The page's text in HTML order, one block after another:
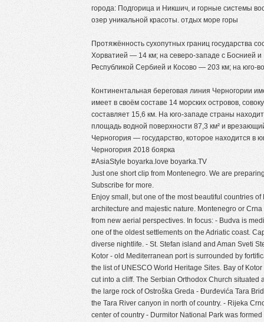
города: Подгорица и Никшич, и горные системы
озер уникальной красоты. отдых море горы
Протяжённость сухопутных границ государства
Хорватией — 14 км; на северо-западе с Боснией
Республикой Сербией и Косово — 203 км; на юго-
Континентальная береговая линия Черногории
имеет в своём составе 14 морских островов,
составляет 15,6 км. На юго-западе страны
площадь водной поверхности 87,3 км² и
Черногория — государство, которое находится в
Черногория 2018 боярка
#AsiaStyle boyarka.love boyarka.TV
Just one short clip from Montenegro. We are
Subscribe for more.
Enjoy small, but one of the most beautiful countries
architecture and majestic nature. Montenegro or
from new aerial perspectives. In focus: - Budva is
one of the oldest settlements on the Adriatic coast.
diverse nightlife. - St. Stefan island and Aman Sveti
Kotor - old Mediterranean port is surrounded by
the list of UNESCO World Heritage Sites. Bay of
cut into a cliff. The Serbian Orthodox Church
the large rock of Ostroška Greda - Đurđevića Tara
the Tara River canyon in north of country. - Rijeka
center of country - Durmitor National Park was